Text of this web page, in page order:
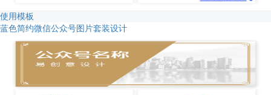
使用模板
蓝色简约微信公众号图片套装设计